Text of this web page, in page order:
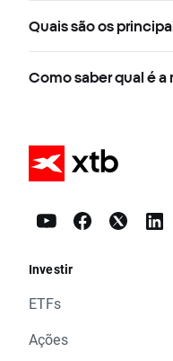
Quais são os
Como saber qual é
Investir
ETFs
Ações